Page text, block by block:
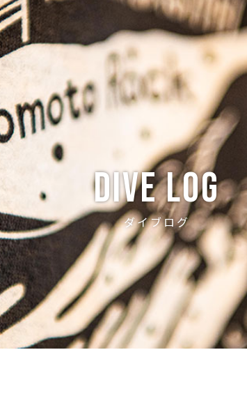
ABOUT NEWS DIVE LOG
Dive log
ダイブログ